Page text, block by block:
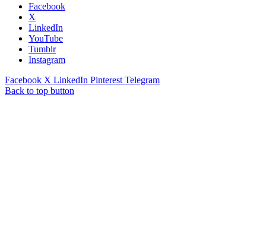
Facebook
X
LinkedIn
YouTube
Tumblr
Instagram
Facebook X LinkedIn Pinterest Telegram
Back to top button